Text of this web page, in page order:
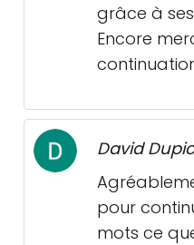
grâce à
Encore
David Dupic
pour
mots ce